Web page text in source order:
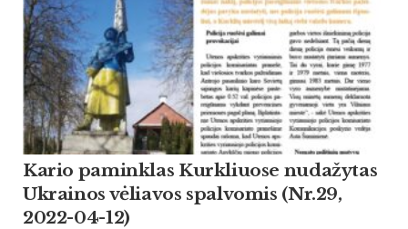
Kario paminklas Kurkliuose nudažytas
Ukrainos vėliavos spalvomis (Nr.29,
2022-04-12)